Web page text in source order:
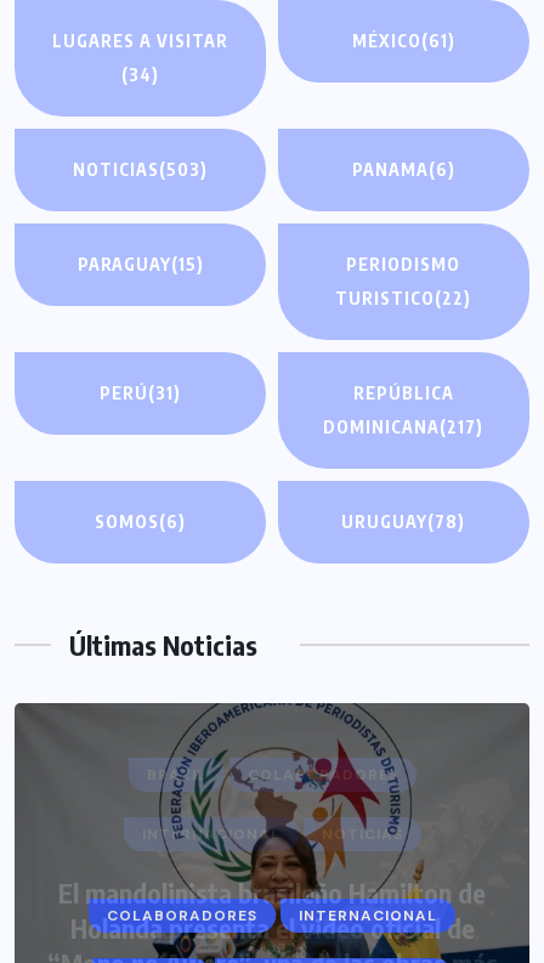
LUGARES A VISITAR
(34)
MÉXICO(61)
NOTICIAS(503) PANAMA(6)
PARAGUAY(15)
PERIODISMO
TURISTICO(22)
PERÚ(31)
REPÚBLICA
DOMINICANA(217)
SOMOS(6) URUGUAY(78)
Últimas Noticias
COLABORADORES INTERNACIONAL